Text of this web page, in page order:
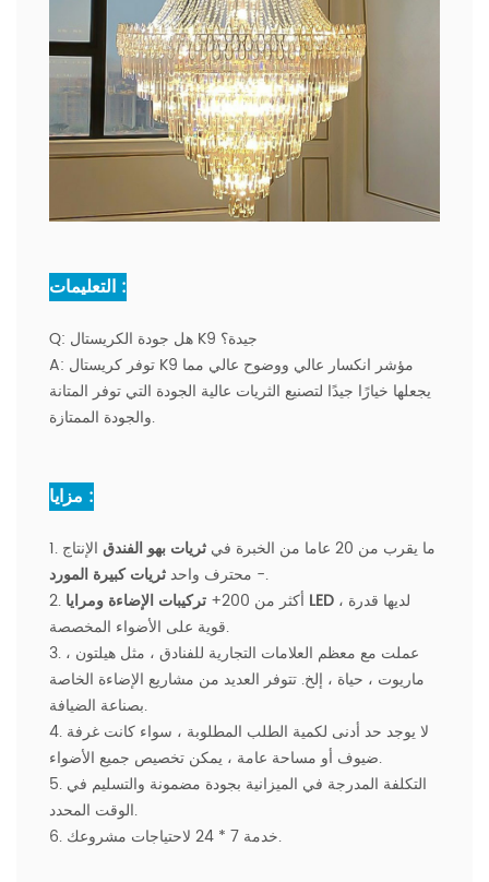
التعليمات :
Q:
هل جودة الكريستال K9 جيدة؟
A:
يجعلها خيارًا جيدًا لتصنيع الثريات عالية الجودة التي توفر المتانة
والجودة الممتازة.
مزايا :
1. ما يقرب من 20 عاما من الخبرة في ثريات بهو الفندق الإنتاج
- محترف واحدثريات كبيرة المورد
.
2. أكثر من 200+ تركيبات الإضاءة ومرايا LED ، لديها قدرة
قوية على الأضواء المخصصة.
3. عملت مع معظم العلامات التجارية للفنادق ، مثل هيلتون ،
ماريوت ، حياة ، إلخ. تتوفر العديد من مشاريع الإضاءة الخاصة
بصناعة الضيافة.
4. لا يوجد حد أدنى لكمية الطلب المطلوبة ، سواء كانت غرفة
ضيوف أو مساحة عامة ، يمكن تخصيص جميع الأضواء.
5. التكلفة المدرجة في الميزانية بجودة مضمونة والتسليم في
الوقت المحدد.
6. خدمة 7 * 24 لاحتياجات مشروعك.